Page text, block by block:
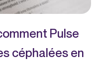
Pulse
céphalées en